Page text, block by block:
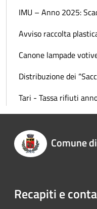
IMU – Anno 2025:
Avviso raccolta
Canone lampade
Distribuzione dei
Tari - Tassa rifiuti
Comune
Recapiti e